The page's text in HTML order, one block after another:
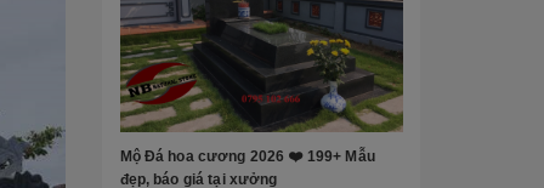
Mộ Đá hoa cương 2026 ❤️ 199+ Mẫu
đẹp, báo giá tại xưởng